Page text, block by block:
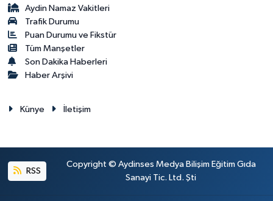
Aydin Namaz Vakitleri
Trafik Durumu
Puan Durumu ve Fikstür
Tüm Manşetler
Son Dakika Haberleri
Haber Arşivi
Künye İletişim
RSS
Copyright © Aydinses Medya Bilişim Eğitim Gıda
Sanayi Tic. Ltd. Şti